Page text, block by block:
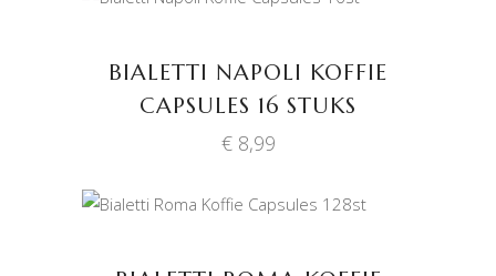
BIALETTI NAPOLI KOFFIE
CAPSULES 16 STUKS
€8,99